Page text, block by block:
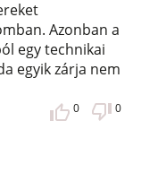
Azonban a
egy technikai
egyik zárja nem
0 0